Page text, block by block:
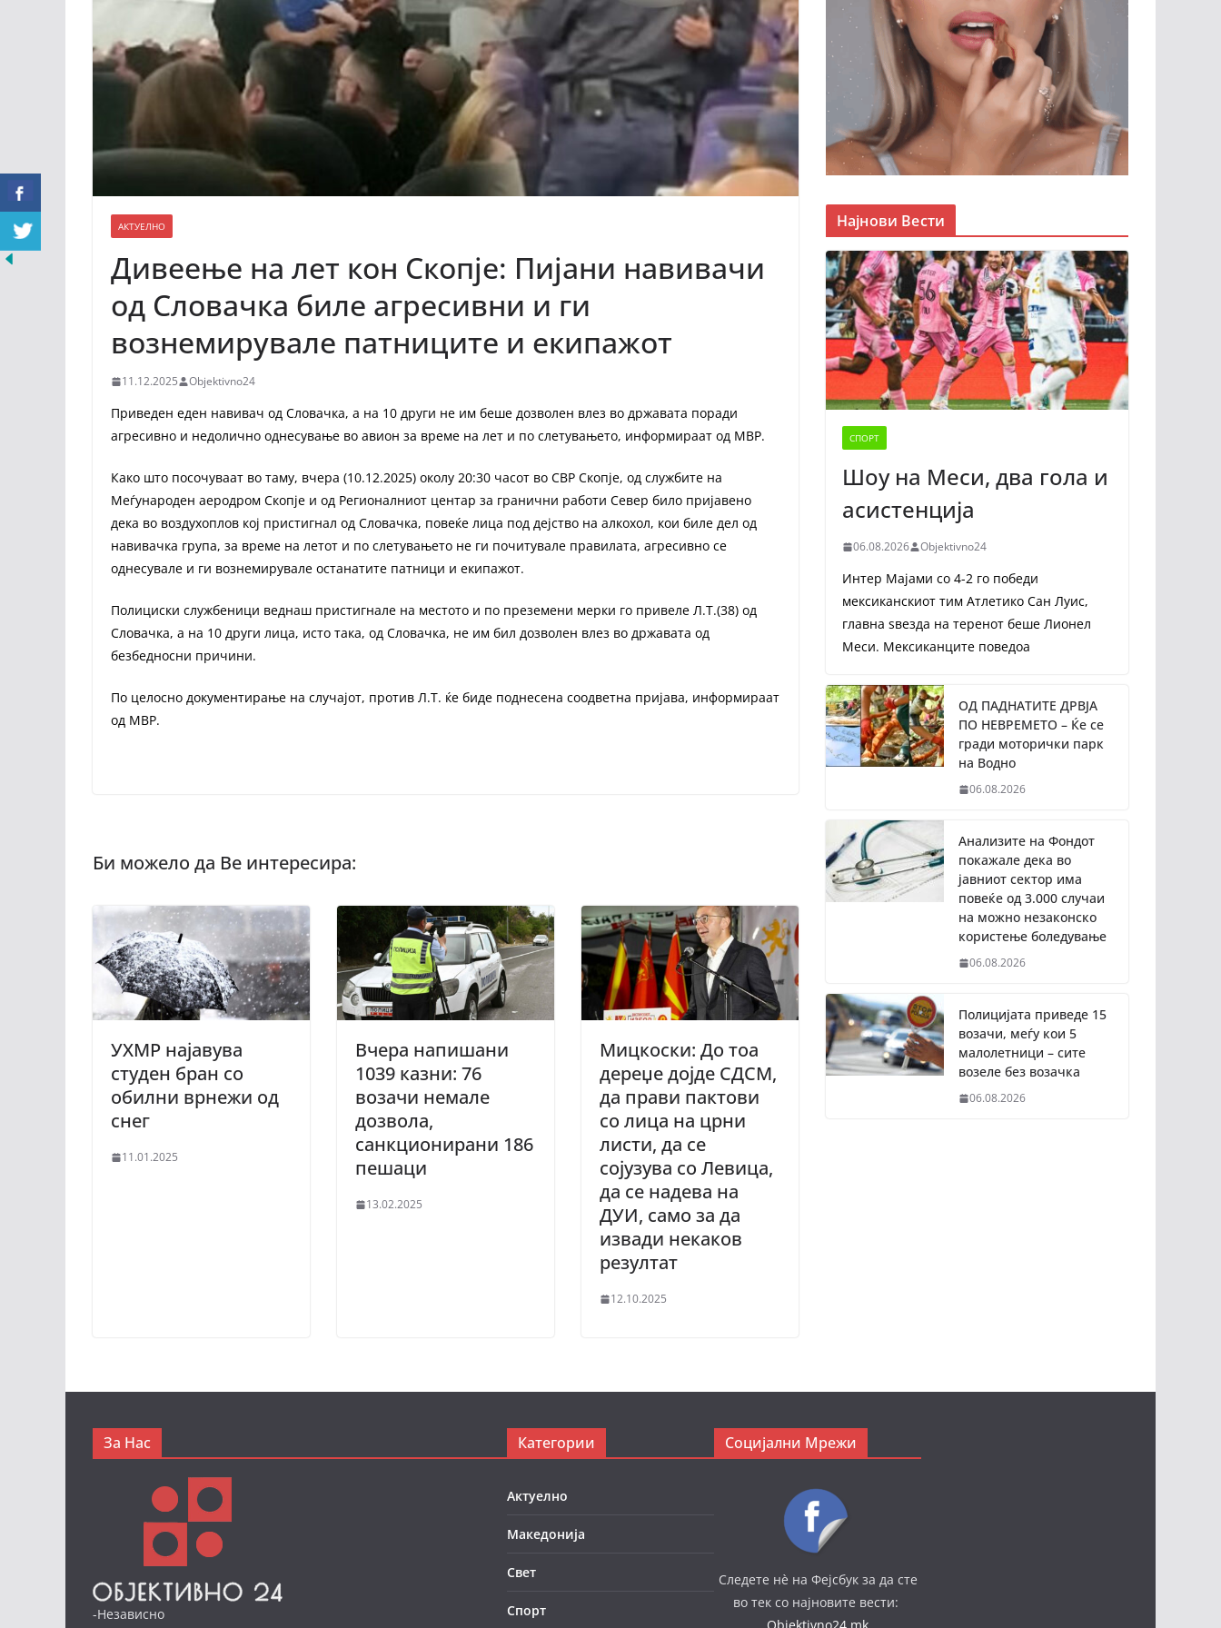
АКТУЕЛНО
Дивеење на лет кон Скопје: Пијани навивачи
од Словачка биле агресивни и ги
вознемирувале патниците и екипажот
11.12.2025 Objektivno24
Приведен еден навивач од Словачка, а на 10 други не им беше дозволен влез во државата поради
агресивно и недолично однесување во авион за време на лет и по слетувањето, информираат од МВР.
Како што посочуваат во таму, вчера (10.12.2025) околу 20:30 часот во СВР Скопје, од службите на
Меѓународен аеродром Скопје и од Регионалниот центар за гранични работи Север било пријавено
дека во воздухоплов кој пристигнал од Словачка, повеќе лица под дејство на алкохол, кои биле дел од
навивачка група, за време на летот и по слетувањето не ги почитувале правилата, агресивно се
однесувале и ги вознемирувале останатите патници и екипажот.
Полициски службеници веднаш пристигнале на местото и по преземени мерки го привеле Л.Т.(38) од
Словачка, а на 10 други лица, исто така, од Словачка, не им бил дозволен влез во државата од
безбедносни причини.
По целосно документирање на случајот, против Л.Т. ќе биде поднесена соодветна пријава, информираат
од МВР.
УХМР најавува
студен бран со
обилни врнежи од
снег
11.01.2025
Вчера напишани
1039 казни: 76
возачи немале
дозвола,
санкционирани 186
пешаци
13.02.2025
Мицкоски: До тоа
дереџе дојде СДСМ,
да прави пактови
со лица на црни
листи, да се
сојузува со Левица,
да сe надева на
ДУИ, само за да
извади некаков
резултат
12.10.2025
Најнови Вести
СПОРТ
Шоу на Меси, два гола и
асистенција
06.08.2026 Objektivno24
Интер Мајами со 4-2 го победи
мексиканскиот тим Атлетико Сан Луис,
главна ѕвезда на теренот беше Лионел
Меси. Мексиканците поведоа
ОД ПАДНАТИТЕ ДРВЈА
ПО НЕВРЕМЕТО – Ќе се
гради моторички парк
на Водно
06.08.2026
Анализите на Фондот
покажале дека во
јавниот сектор има
повеќе од 3.000 случаи
на можно незаконско
користење боледување
06.08.2026
Полицијата приведе 15
возачи, меѓу кои 5
малолетници – сите
возеле без возачка
06.08.2026
За Нас
-Независно
Категории
Актуелно
Македонија
Свет
Спорт
Социјални Мрежи
Следете нè на Фејсбук за да сте
во тек со најновите вести: